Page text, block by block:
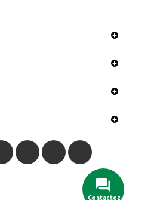
Contactez-